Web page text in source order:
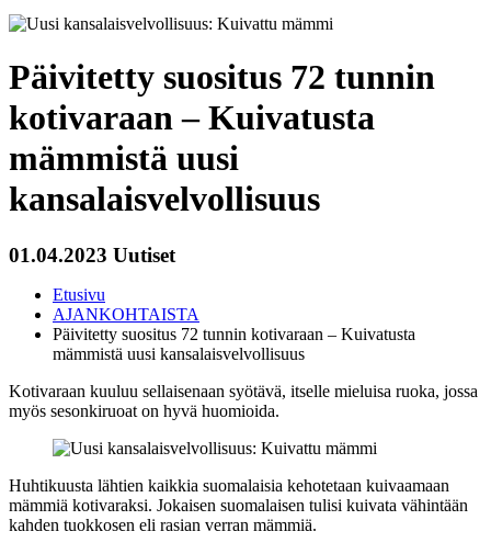
Päivitetty suositus 72 tunnin
kotivaraan – Kuivatusta
mämmistä uusi
kansalaisvelvollisuus
01.04.2023 Uutiset
Etusivu
AJANKOHTAISTA
Päivitetty suositus 72 tunnin kotivaraan – Kuivatusta
mämmistä uusi kansalaisvelvollisuus
Kotivaraan kuuluu sellaisenaan syötävä, itselle mieluisa ruoka, jossa
myös sesonkiruoat on hyvä huomioida.
Huhtikuusta lähtien kaikkia suomalaisia kehotetaan kuivaamaan
mämmiä kotivaraksi. Jokaisen suomalaisen tulisi kuivata vähintään
kahden tuokkosen eli rasian verran mämmiä.